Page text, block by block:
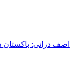
اصف درانى: باكستان